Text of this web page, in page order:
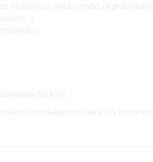
históricos (incluyendo el gran
60 km).
(consultarnos para los